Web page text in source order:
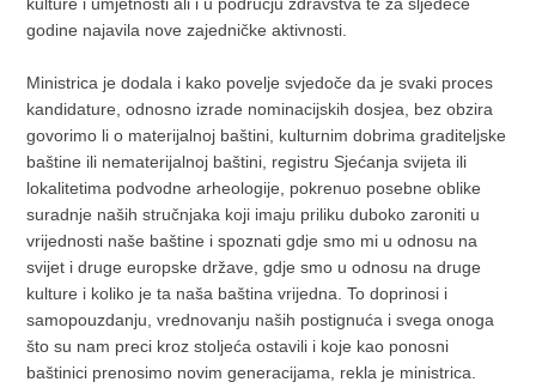
kulture i umjetnosti ali i u području zdravstva te za sljedeće
godine najavila nove zajedničke aktivnosti.
Ministrica je dodala i kako povelje svjedoče da je svaki proces
kandidature, odnosno izrade nominacijskih dosjea, bez obzira
govorimo li o materijalnoj baštini, kulturnim dobrima graditeljske
baštine ili nematerijalnoj baštini, registru Sjećanja svijeta ili
lokalitetima podvodne arheologije, pokrenuo posebne oblike
suradnje naših stručnjaka koji imaju priliku duboko zaroniti u
vrijednosti naše baštine i spoznati gdje smo mi u odnosu na
svijet i druge europske države, gdje smo u odnosu na druge
kulture i koliko je ta naša baština vrijedna. To doprinosi i
samopouzdanju, vrednovanju naših postignuća i svega onoga
što su nam preci kroz stoljeća ostavili i koje kao ponosni
baštinici prenosimo novim generacijama, rekla je ministrica.